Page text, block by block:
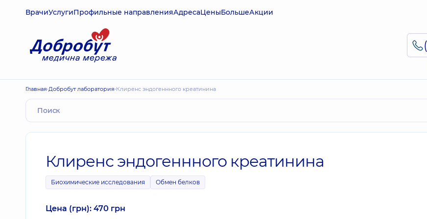
ВрачиУслугиПрофильные направленияАдресаЦеныБольшеАкции
Главная Добробут лаборатория Клиренс эндогеннного креатинина
Клиренс эндогеннного креатинина
Биохимические исследования Обмен белков
Цена (грн): 470 грн